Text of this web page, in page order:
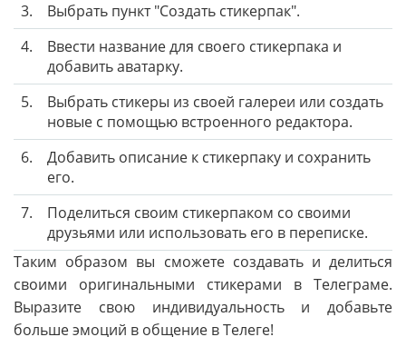
3.
Выбрать пункт "Создать стикерпак".
4.
Ввести название для своего стикерпака и
добавить аватарку.
5.
Выбрать стикеры из своей галереи или создать
новые с помощью встроенного редактора.
6.
Добавить описание к стикерпаку и сохранить
его.
7.
Поделиться своим стикерпаком со своими
друзьями или использовать его в переписке.
Таким образом вы сможете создавать и делиться
своими оригинальными стикерами в Телеграме.
Выразите свою индивидуальность и добавьте
больше эмоций в общение в Телеге!